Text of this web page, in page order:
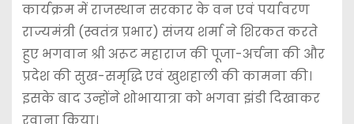
कार्यक्रम में राजस्थान सरकार के वन एवं पर्यावरण
राज्यमंत्री (स्वतंत्र प्रभार) संजय शर्मा ने शिरकत करते
हुए भगवान श्री अरूट महाराज की पूजा-अर्चना की और
प्रदेश की सुख-समृद्धि एवं खुशहाली की कामना की।
इसके बाद उन्होंने शोभायात्रा को भगवा झंडी दिखाकर